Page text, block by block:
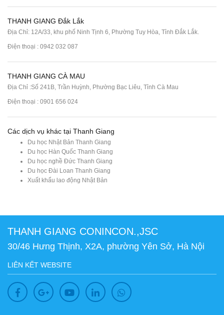
THANH GIANG Đắk Lắk
Địa Chỉ: 12A/33, khu phố Ninh Tịnh 6, Phường Tuy Hòa, Tỉnh Đắk Lắk.
Điện thoại : 0942 032 087
THANH GIANG CÀ MAU
Địa Chỉ :Số 241B, Trần Huỳnh, Phường Bạc Liêu, Tỉnh Cà Mau
Điện thoại : 0901 656 024
Các dịch vụ khác tại Thanh Giang
Du học Nhật Bản Thanh Giang
Du học Hàn Quốc Thanh Giang
Du học nghề Đức Thanh Giang
Du học Đài Loan Thanh Giang
Xuất khẩu lao động Nhật Bản
THANH GIANG CONINCON.,JSC
30/46 Hưng Thịnh, X2A, phường Yên Sở, Hà Nội
LIÊN KẾT WEBSITE